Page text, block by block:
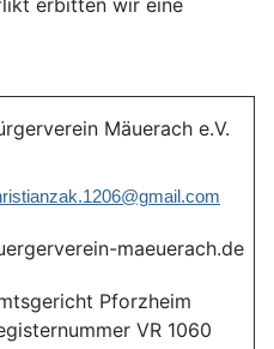
Mäuerach e.V.
maeuerach.de
Pforzheim
VR 1060